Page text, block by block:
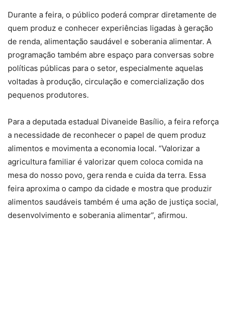
Durante a feira, o público poderá comprar diretamente de
quem produz e conhecer experiências ligadas à geração
de renda, alimentação saudável e soberania alimentar. A
programação também abre espaço para conversas sobre
políticas públicas para o setor, especialmente aquelas
voltadas à produção, circulação e comercialização dos
pequenos produtores.
Para a deputada estadual Divaneide Basílio, a feira reforça
a necessidade de reconhecer o papel de quem produz
alimentos e movimenta a economia local. “Valorizar a
agricultura familiar é valorizar quem coloca comida na
mesa do nosso povo, gera renda e cuida da terra. Essa
feira aproxima o campo da cidade e mostra que produzir
alimentos saudáveis também é uma ação de justiça social,
desenvolvimento e soberania alimentar”, afirmou.